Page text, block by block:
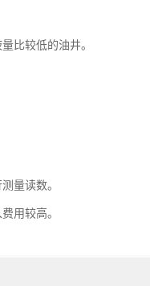
比较低的油井。
量读数。
用较高。